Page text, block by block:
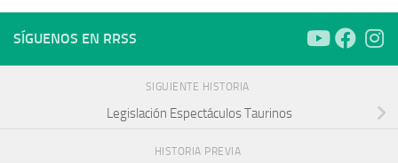
SÍGUENOS EN RRSS
SIGUIENTE HISTORIA
Legislación Espectáculos Taurinos
HISTORIA PREVIA